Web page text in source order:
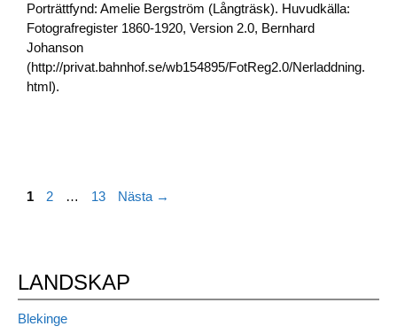
Porträttfynd: Amelie Bergström (Långträsk). Huvudkälla:
Fotografregister 1860-1920, Version 2.0, Bernhard
Johanson
(http://privat.bahnhof.se/wb154895/FotReg2.0/Nerladdning.
html).
Sida
1 Sida
2 … Sida
13 Nästa →
LANDSKAP
Blekinge